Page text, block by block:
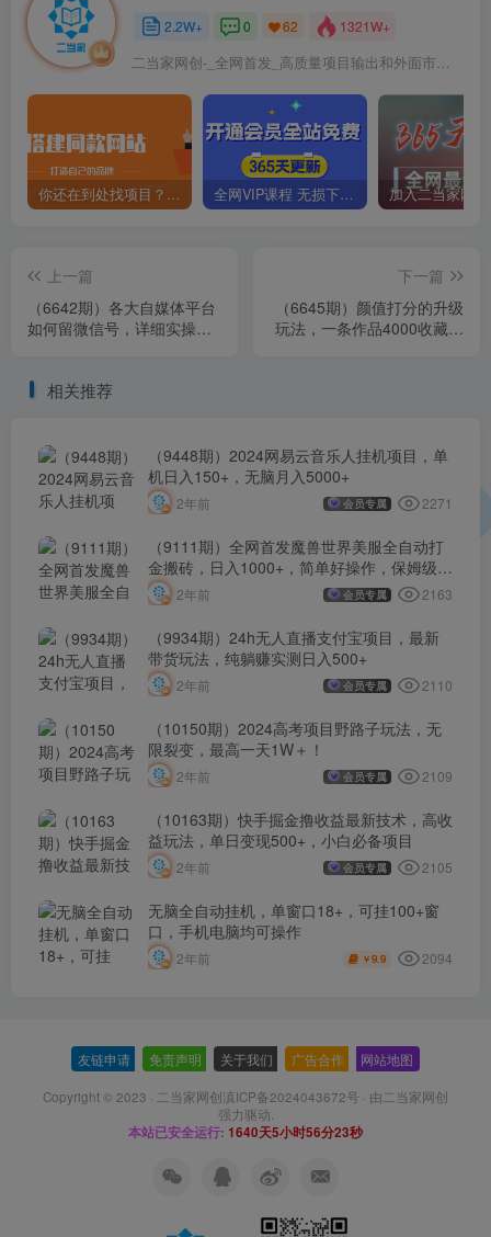
2.2W+ 0 62 1321W+
你还在到处找项目？还在当韭菜？我靠卖项目一个月收入5万+，曾经我也是个失败者。 全网VIP课程 无损下载~
上一篇
（6642期）各大自媒体平台
如何留微信号，详细实操教
下一篇
（6645期）颜值打分的升级
玩法，一条作品4000收藏，
相关推荐
（9448期）2024网易云音乐人挂机项目，单
机日入150+，无脑月入5000+
2年前 会员专属 2271
（9111期）全网首发魔兽世界美服全自动打
金搬砖，日入1000+，简单好操作，保姆级教
学
2年前 会员专属 2163
（9934期）24h无人直播支付宝项目，最新
带货玩法，纯躺赚实测日入500+
2年前 会员专属 2110
（10150期）2024高考项目野路子玩法，无
限裂变，最高一天1W＋！
2年前 会员专属 2109
（10163期）快手掘金撸收益最新技术，高收
益玩法，单日变现500+，小白必备项目
2年前 会员专属 2105
无脑全自动挂机，单窗口18+，可挂100+窗
口，手机电脑均可操作
2年前 ￥9.9 2094
友链申请 免责声明 关于我们 广告合作 网站地图
Copyright © 2023 · 二当家网创滇ICP备2024043672号 · 由二当家网创
强力驱动.
本站已安全运行: 1640天5小时56分23秒